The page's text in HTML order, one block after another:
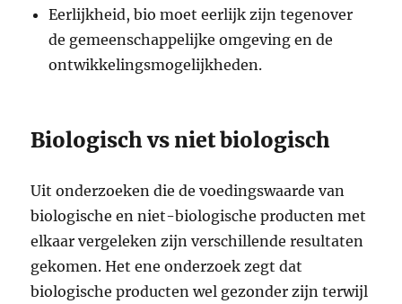
Eerlijkheid, bio moet eerlijk zijn tegenover
de gemeenschappelijke omgeving en de
ontwikkelingsmogelijkheden.
Biologisch vs niet biologisch
Uit onderzoeken die de voedingswaarde van
biologische en niet-biologische producten met
elkaar vergeleken zijn verschillende resultaten
gekomen. Het ene onderzoek zegt dat
biologische producten wel gezonder zijn terwijl